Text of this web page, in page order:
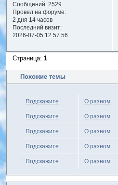
Сообщений:2529
Провел на форуме:
2 дня 14 часов
Последний визит:
2026-07-05 12:57:56
Страница:1
Похожие темы
Подскажите О разном
Подскажите О разном
Подскажите О разном
Подскажите О разном
Подскажите О разном